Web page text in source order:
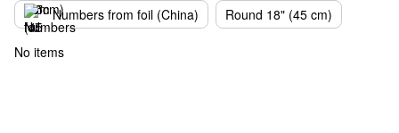
Numbers from foil (China)
Round 18" (45 cm)
No items